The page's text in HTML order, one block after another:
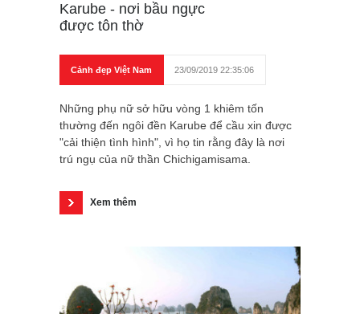
Karube - nơi bầu ngực
được tôn thờ
Cảnh đẹp Việt Nam 23/09/2019 22:35:06
Những phụ nữ sở hữu vòng 1 khiêm tốn
thường đến ngôi đền Karube để cầu xin được
"cải thiện tình hình", vì họ tin rằng đây là nơi
trú ngụ của nữ thần Chichigamisama.
Xem thêm